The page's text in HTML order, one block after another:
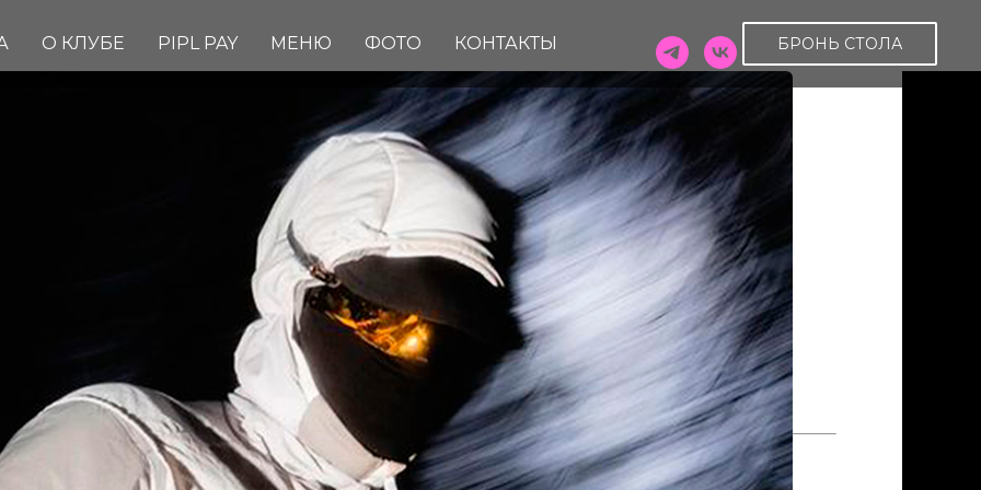
О КЛУБЕ PIPL PAY МЕНЮ ФОТО КОНТАКТЫ БРОНЬ СТОЛА
SUNDAY // 19.10
Вход: FREE
FC/DC: 18+
Start: 23:00
Dress Code: HAIPOVIY WMOT
Адрес: Комсомольская площадь 6
Info & Reserve:+7(909) 633-63-63
FREE BAR для девочек c 00:00 — 01:00
В СПИСКИ БРОНЬ СТОЛА